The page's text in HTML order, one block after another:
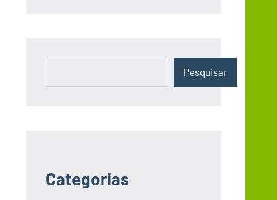
Pesquisar
Categorias